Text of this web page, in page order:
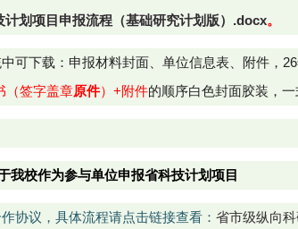
计划项目申报流程（基础研究计划版）.docx。
可下载：申报材料封面、单位信息表、附件，
（签字盖章原件）+附件的顺序白色封面胶装，
我校作为参与单位申报省科技计划项目
协议，具体流程请点击链接查看： 省市级纵向